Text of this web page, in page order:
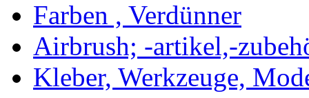
Farben , Verdünner
Airbrush; -artikel,-
Kleber, Werkzeuge,